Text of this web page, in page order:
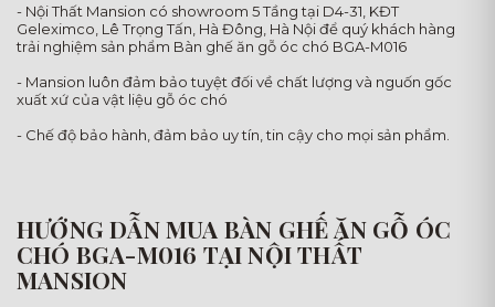
- Nội Thất Mansion có showroom 5 Tầng tại D4-31, KĐT
Geleximco, Lê Trọng Tấn, Hà Đông, Hà Nội để quý khách hàng
trải nghiệm sản phẩm Bàn ghế ăn gỗ óc chó BGA-M016
- Mansion luôn đảm bảo tuyệt đối về chất lượng và nguốn gốc
xuất xứ của vật liệu gỗ óc chó
- Chế độ bảo hành, đảm bảo uy tín, tin cậy cho mọi sản phẩm.
HƯỚNG DẪN MUA BÀN GHẾ ĂN GỖ ÓC
CHÓ BGA-M016 TẠI NỘI THẤT
MANSION